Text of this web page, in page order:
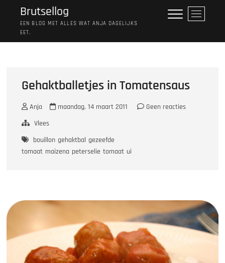
Brutsellog
EEN BLOG MET ALLES WAT ANJA DAGELIJKS
EET.
M
e
Gehaktballetjes in Tomatensaus
Anja maandag, 14 maart 2011
Geen reacties
Vlees
bouillon gehaktbal gezeefde
tomaat maizena peterselie tomaat ui